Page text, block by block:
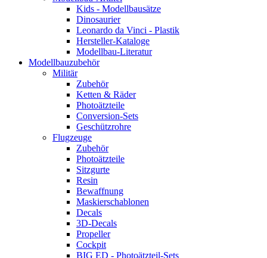
Kids - Modellbausätze
Dinosaurier
Leonardo da Vinci - Plastik
Hersteller-Kataloge
Modellbau-Literatur
Modellbauzubehör
Militär
Zubehör
Ketten & Räder
Photoätzteile
Conversion-Sets
Geschützrohre
Flugzeuge
Zubehör
Photoätzteile
Sitzgurte
Resin
Bewaffnung
Maskierschablonen
Decals
3D-Decals
Propeller
Cockpit
BIG ED - Photoätzteil-Sets